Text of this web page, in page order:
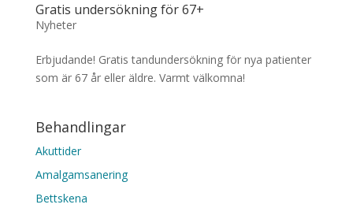
Gratis undersökning för 67+
Nyheter
Erbjudande! Gratis tandundersökning för nya patienter
som är 67 år eller äldre. Varmt välkomna!
Behandlingar
Akuttider
Amalgamsanering
Bettskena